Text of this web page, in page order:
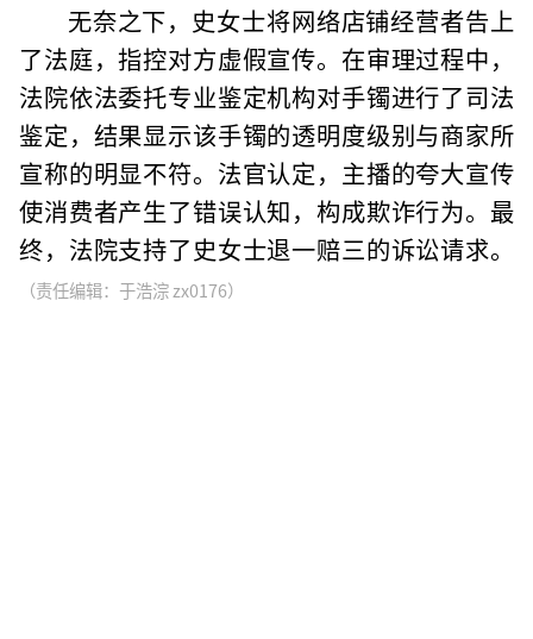
无奈之下，史女士将网络店铺经营者告上
了法庭，指控对方虚假宣传。在审理过程中，
法院依法委托专业鉴定机构对手镯进行了司法
鉴定，结果显示该手镯的透明度级别与商家所
宣称的明显不符。法官认定，主播的夸大宣传
使消费者产生了错误认知，构成欺诈行为。最
终，法院支持了史女士退一赔三的诉讼请求。
（责任编辑：于浩淙 zx0176）